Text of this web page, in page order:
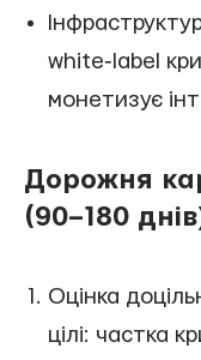
white‑label
монетизує
Дорожня
(90–180
Оцінка
цілі: частка